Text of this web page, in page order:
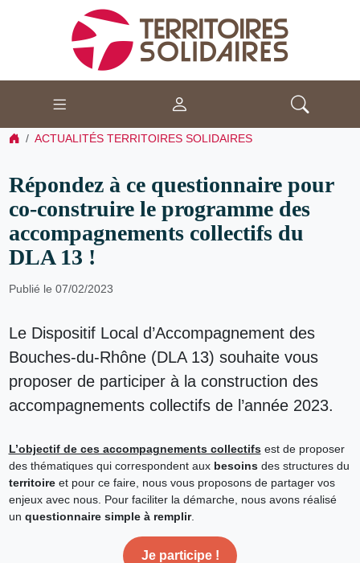
ACTUALITÉS TERRITOIRES SOLIDAIRES
Répondez à ce questionnaire pour
co-construire le programme des
accompagnements collectifs du
DLA 13 !
Publié le 07/02/2023
Le Dispositif Local d’Accompagnementdes
Bouches-du-Rhône (DLA 13) souhaite vous
proposer de participer à la construction des
accompagnements collectifs de l’année 2023.
L’objectif de ces accompagnements collectifsest de proposer
des thématiques qui correspondent aux besoins des structures du
territoire et pour ce faire, nous vous proposons de partager vos
enjeux avec nous. Pour faciliter la démarche, nous avons réalisé
un questionnaire simple à remplir.
Je participe !